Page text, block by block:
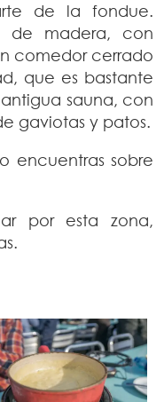
de la fondue.
de madera, con
comedor cerrado
que es bastante
sauna, con
gaviotas y patos.
encuentras sobre
por esta zona,